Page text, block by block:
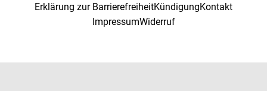
Erklärung zur BarrierefreiheitKündigungKontakt
ImpressumWiderruf